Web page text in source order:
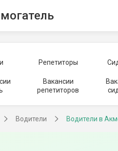
Репетиторы
Вакансии
репетиторов
Водители Водители в